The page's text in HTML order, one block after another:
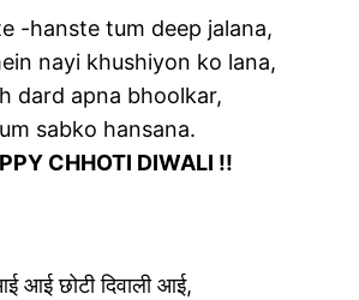
-hanste tum deep jalana,
nayi khushiyon ko lana,
dard apna bhoolkar,
sabko hansana.
CHHOTI DIWALI !!
आई छोटी दिवाली आई,